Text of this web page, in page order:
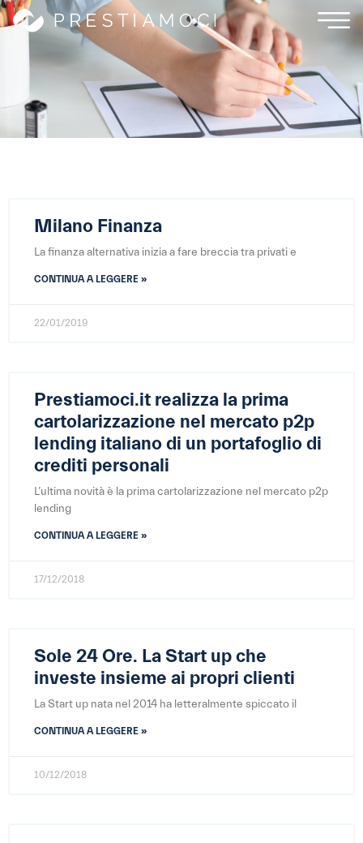
Milano Finanza
La finanza alternativa inizia a fare breccia tra privati e
CONTINUA A LEGGERE »
22/01/2019
Prestiamoci.it realizza la prima
cartolarizzazione nel mercato p2p
lending italiano di un portafoglio di
crediti personali
L’ultima novità è la prima cartolarizzazione nel mercato p2p
lending
CONTINUA A LEGGERE »
17/12/2018
Sole 24 Ore. La Start up che
investe insieme ai propri clienti
La Start up nata nel 2014 ha letteralmente spiccato il
CONTINUA A LEGGERE »
10/12/2018